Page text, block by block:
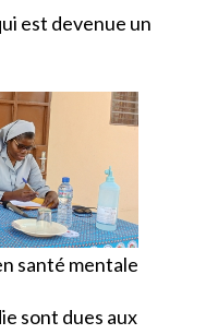
est devenue un
santé mentale
sont dues aux